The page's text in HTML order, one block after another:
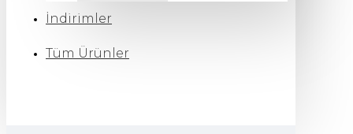
İndirimler
Tüm Ürünler